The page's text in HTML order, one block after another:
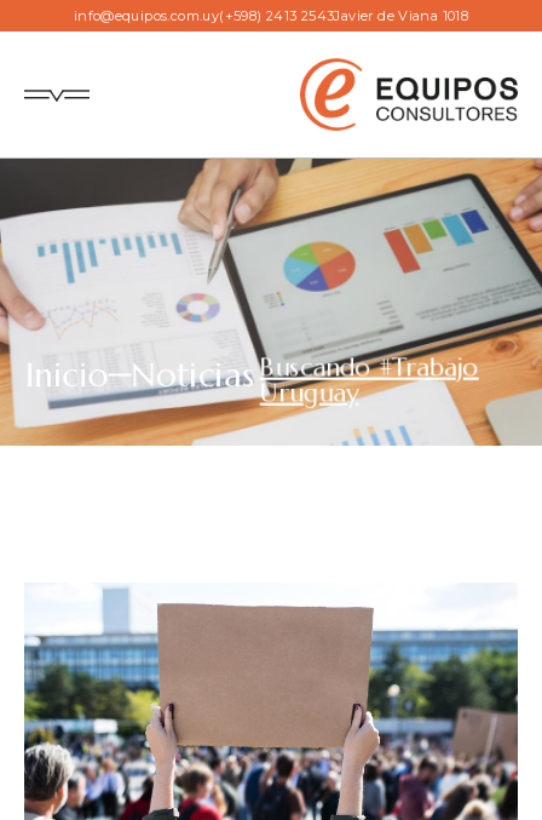
info@equipos.com.uy(+598) 2413 2543Javier de Viana 1018
Inicio Noticias Buscando #Trabajo
Uruguay